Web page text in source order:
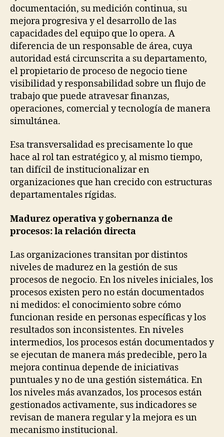
documentación, su medición continua, su
mejora progresiva y el desarrollo de las
capacidades del equipo que lo opera. A
diferencia de un responsable de área, cuya
autoridad está circunscrita a su departamento,
el propietario de proceso de negocio tiene
visibilidad y responsabilidad sobre un flujo de
trabajo que puede atravesar finanzas,
operaciones, comercial y tecnología de manera
simultánea.
Esa transversalidad es precisamente lo que
hace al rol tan estratégico y, al mismo tiempo,
tan difícil de institucionalizar en
organizaciones que han crecido con estructuras
departamentales rígidas.
Madurez operativa y gobernanza de
procesos: la relación directa
Las organizaciones transitan por distintos
niveles de madurez en la gestión de sus
procesos de negocio. En los niveles iniciales, los
procesos existen pero no están documentados
ni medidos: el conocimiento sobre cómo
funcionan reside en personas específicas y los
resultados son inconsistentes. En niveles
intermedios, los procesos están documentados y
se ejecutan de manera más predecible, pero la
mejora continua depende de iniciativas
puntuales y no de una gestión sistemática. En
los niveles más avanzados, los procesos están
gestionados activamente, sus indicadores se
revisan de manera regular y la mejora es un
mecanismo institucional.